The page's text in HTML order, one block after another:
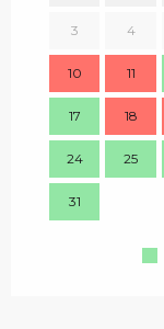
3 4
10 11
17 18
24 25
31